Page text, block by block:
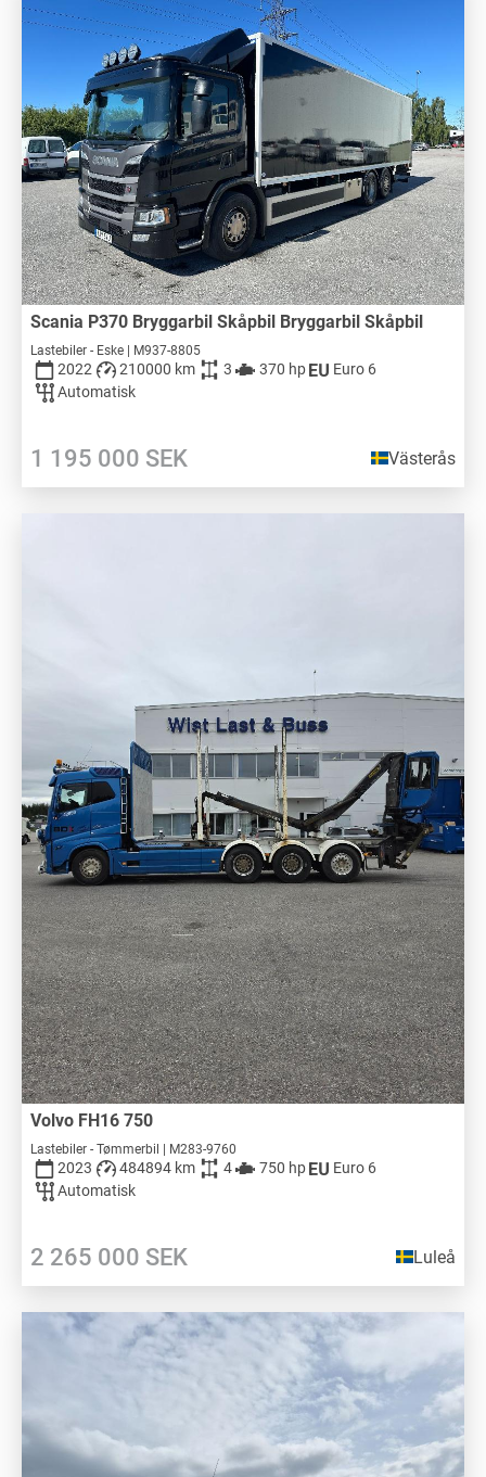
Scania P370 Bryggarbil Skåpbil Bryggarbil Skåpbil
Lastebiler - Eske | M937-8805
2022 210000 km 3 370 hp
Euro 6
Automatisk
1 195 000 SEK Västerås
Volvo FH16 750
Lastebiler - Tømmerbil | M283-9760
2023 484894 km 4 750 hp
Euro 6
Automatisk
2 265 000 SEK Luleå